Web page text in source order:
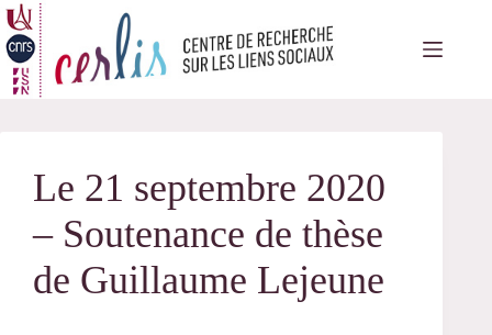
Passer
au
contenu
Le 21 septembre 2020
– Soutenance de thèse
de Guillaume Lejeune